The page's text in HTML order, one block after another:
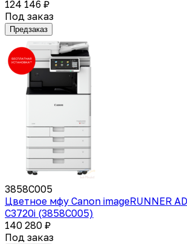
124 146 ₽
Под заказ
Предзаказ
3858C005
Цветное мфу Canon imageRUNNER
C3720i (3858C005)
140 280 ₽
Под заказ